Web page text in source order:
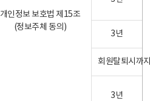
개인정보 보호법 제15조
(정보주체 동의)
3년
회원탈퇴시까
3년